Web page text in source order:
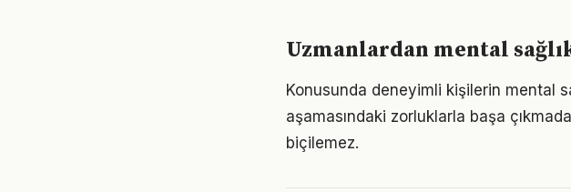
Uzmanlardan mental
Konusunda deneyimli kişilerin mental
aşamasındaki zorluklarla başa
biçilemez.